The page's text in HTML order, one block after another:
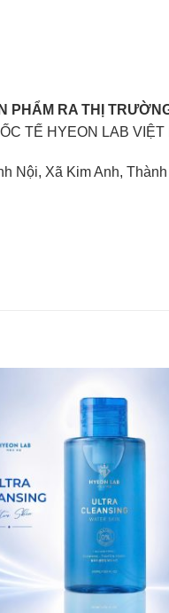
PHẨM RA THỊ
TẾ HYEON LAB VIỆT
Nội, Xã Kim Anh,